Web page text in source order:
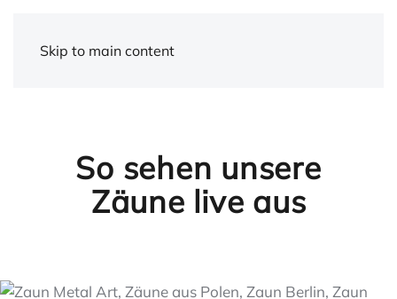
Skip to main content
So sehen unsere
Zäune live aus